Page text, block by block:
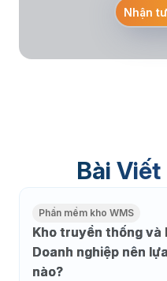
Nhận
Bài Viết
Phần mềm kho WMS
Kho truyền thống và
Doanh nghiệp nên
nào?